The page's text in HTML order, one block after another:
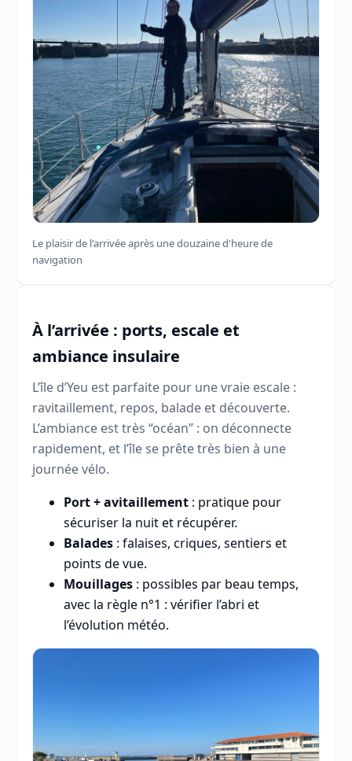
Le plaisir de l'arrivée après une douzaine d'heure de
navigation
À l’arrivée : ports, escale et
ambiance insulaire
L’île d’Yeu est parfaite pour une vraie escale :
ravitaillement, repos, balade et découverte.
L’ambiance est très “océan” : on déconnecte
rapidement, et l’île se prête très bien à une
journée vélo.
Port + avitaillement : pratique pour
sécuriser la nuit et récupérer.
Balades : falaises, criques, sentiers et
points de vue.
Mouillages : possibles par beau temps,
avec la règle n°1 : vérifier l’abri et
l’évolution météo.